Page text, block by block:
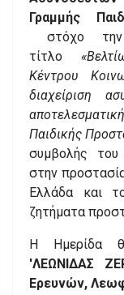
Γραμμής
στόχο την
τίτλο
Κέντρου
διαχείριση
Παιδικής
συμβολής του
στην
Ελλάδα και
ζητήματα
Η Ημερίδα
'ΛΕΩΝΙΔΑΣ
Ερευνών,